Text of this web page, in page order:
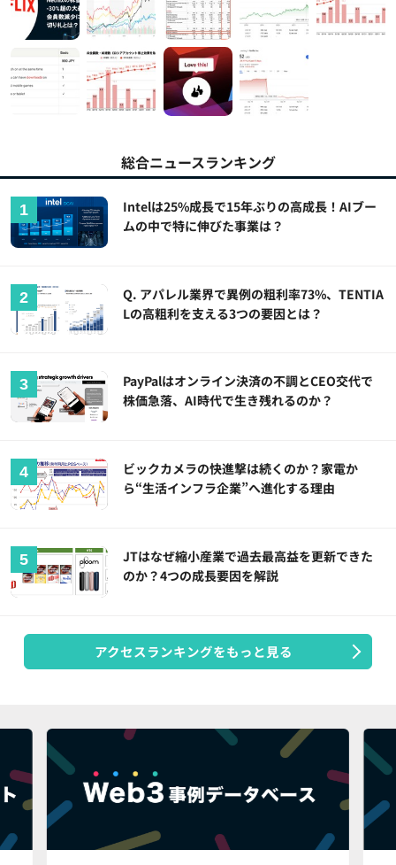
総合ニュースランキング
Intelは25%成長で15年ぶりの高成長！AIブー
ムの中で特に伸びた事業は？
Q. アパレル業界で異例の粗利率73%、TENTIA
Lの高粗利を支える3つの要因とは？
PayPalはオンライン決済の不調とCEO交代で
株価急落、AI時代で生き残れるのか？
ビックカメラの快進撃は続くのか？家電か
ら“生活インフラ企業”へ進化する理由
JTはなぜ縮小産業で過去最高益を更新できた
のか？4つの成長要因を解説
アクセスランキングをもっと見る